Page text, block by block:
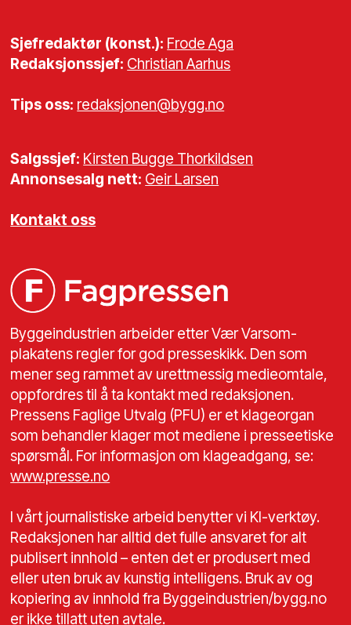
Sjefredaktør (konst.): Frode Aga
Redaksjonssjef: Christian Aarhus
Tips oss: redaksjonen@bygg.no
Salgssjef: Kirsten Bugge Thorkildsen
Annonsesalg nett: Geir Larsen
Kontakt oss
Byggeindustrien arbeider etter Vær Varsom-
plakatens regler for god presseskikk. Den som
mener seg rammet av urettmessig medieomtale,
oppfordres til å ta kontakt med redaksjonen.
Pressens Faglige Utvalg (PFU) er et klageorgan
som behandler klager mot mediene i presseetiske
spørsmål. For informasjon om klageadgang, se:
www.presse.no
I vårt journalistiske arbeid benytter vi KI-verktøy.
Redaksjonen har alltid det fulle ansvaret for alt
publisert innhold – enten det er produsert med
eller uten bruk av kunstig intelligens. Bruk av og
kopiering av innhold fra Byggeindustrien/bygg.no
er ikke tillatt uten avtale.